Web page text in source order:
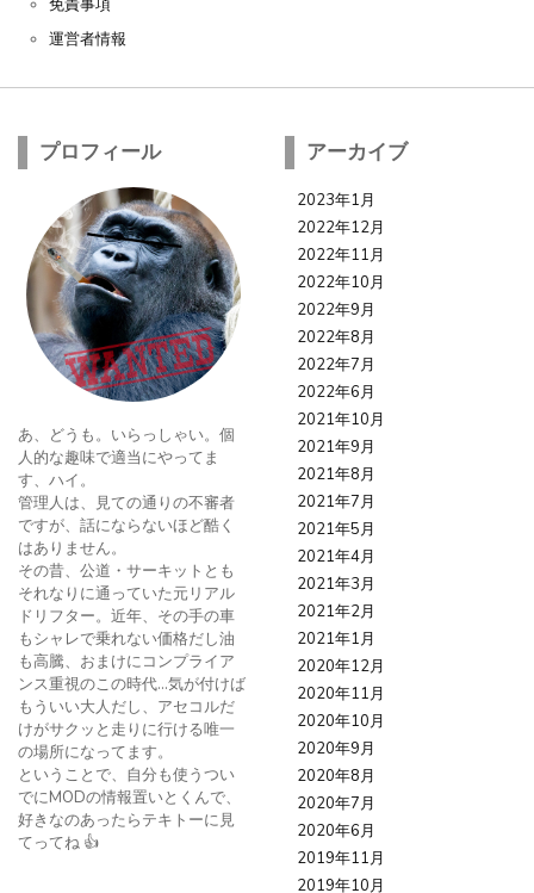
免責事項
運営者情報
プロフィール
あ、どうも。いらっしゃい。個
人的な趣味で適当にやってま
す、ハイ。
管理人は、見ての通りの不審者
ですが、話にならないほど酷く
はありません。
その昔、公道・サーキットとも
それなりに通っていた元リアル
ドリフター。近年、その手の車
もシャレで乗れない価格だし油
も高騰、おまけにコンプライア
ンス重視のこの時代…気が付けば
もういい大人だし、アセコルだ
けがサクッと走りに行ける唯一
の場所になってます。
ということで、自分も使うつい
でにMODの情報置いとくんで、
好きなのあったらテキトーに見
てってね 👍
アーカイブ
2023年1月
2022年12月
2022年11月
2022年10月
2022年9月
2022年8月
2022年7月
2022年6月
2021年10月
2021年9月
2021年8月
2021年7月
2021年5月
2021年4月
2021年3月
2021年2月
2021年1月
2020年12月
2020年11月
2020年10月
2020年9月
2020年8月
2020年7月
2020年6月
2019年11月
2019年10月